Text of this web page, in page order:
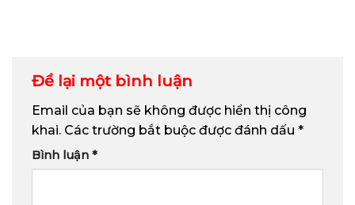
Để lại một bình luận
Email của bạn sẽ không được hiển thị công
khai. Các trường bắt buộc được đánh dấu *
Bình luận *